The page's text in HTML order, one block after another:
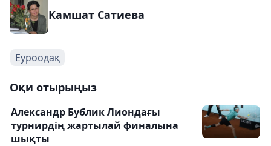
Камшат Сатиева
Еуроодақ
Оқи отырыңыз
Александр Бублик Лиондағы
турнирдің жартылай финалына
шықты